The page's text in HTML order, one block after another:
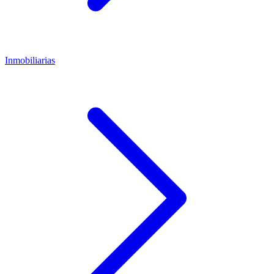
Inmobiliarias